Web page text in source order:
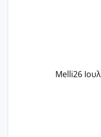
Εγώ πήγα σε
Melli26